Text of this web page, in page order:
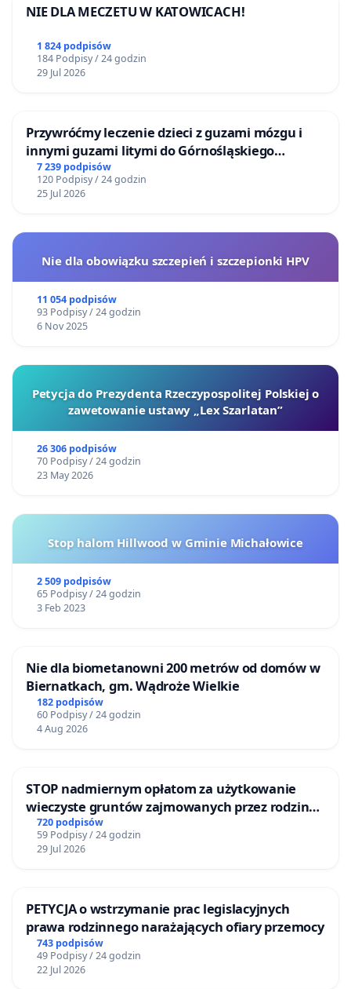
NIE DLA MECZETU W KATOWICACH!
1 824 podpisów
184 Podpisy / 24 godzin
29 Jul 2026
Przywróćmy leczenie dzieci z guzami mózgu i
innymi guzami litymi do Górnośląskiego
Centrum Zdrowia Dziecka w Katowicach
7 239 podpisów
120 Podpisy / 24 godzin
25 Jul 2026
Nie dla obowiązku szczepień i szczepionki HPV
11 054 podpisów
93 Podpisy / 24 godzin
6 Nov 2025
Petycja do Prezydenta Rzeczypospolitej Polskiej o
zawetowanie ustawy „Lex Szarlatan”
26 306 podpisów
70 Podpisy / 24 godzin
23 May 2026
Stop halom Hillwood w Gminie Michałowice
2 509 podpisów
65 Podpisy / 24 godzin
3 Feb 2023
Nie dla biometanowni 200 metrów od domów w
Biernatkach, gm. Wądroże Wielkie
182 podpisów
60 Podpisy / 24 godzin
4 Aug 2026
STOP nadmiernym opłatom za użytkowanie
wieczyste gruntów zajmowanych przez rodzinne
ogrody działkowe.
720 podpisów
59 Podpisy / 24 godzin
29 Jul 2026
PETYCJA o wstrzymanie prac legislacyjnych
prawa rodzinnego narażających ofiary przemocy
743 podpisów
49 Podpisy / 24 godzin
22 Jul 2026